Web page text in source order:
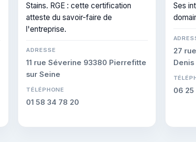
Stains. RGE : cette certification
atteste du savoir-faire de
l'entreprise.
ADRESSE
11 rue Séverine 93380 Pierrefitte
sur Seine
TÉLÉPHONE
01 58 34 78 20
Ses
27
Denis
06 25